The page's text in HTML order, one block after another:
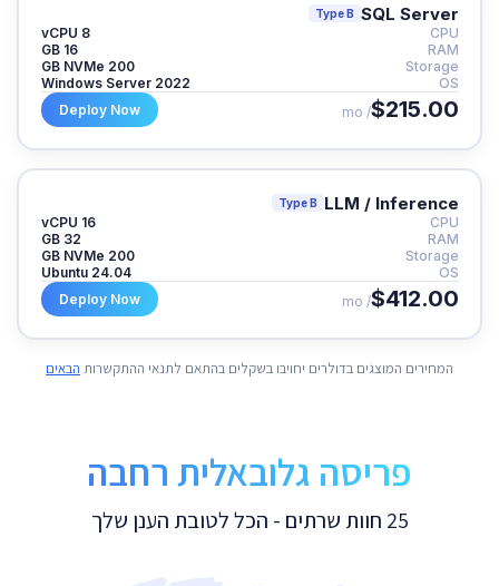
SQL Server
Type B
CPU
8 vCPU
RAM
16 GB
Storage
200 GB NVMe
OS
Windows Server 2022
$215.00
/ mo
Deploy Now
LLM / Inference
Type B
CPU
16 vCPU
RAM
32 GB
Storage
200 GB NVMe
OS
Ubuntu 24.04
$412.00
/ mo
Deploy Now
המחירים המוצגים בדולרים יחויבו בשקלים בהתאם לתנאי ההתקשרות הבאים
פריסה גלובאלית רחבה
25 חוות שרתים - הכל לטובת הענן שלך